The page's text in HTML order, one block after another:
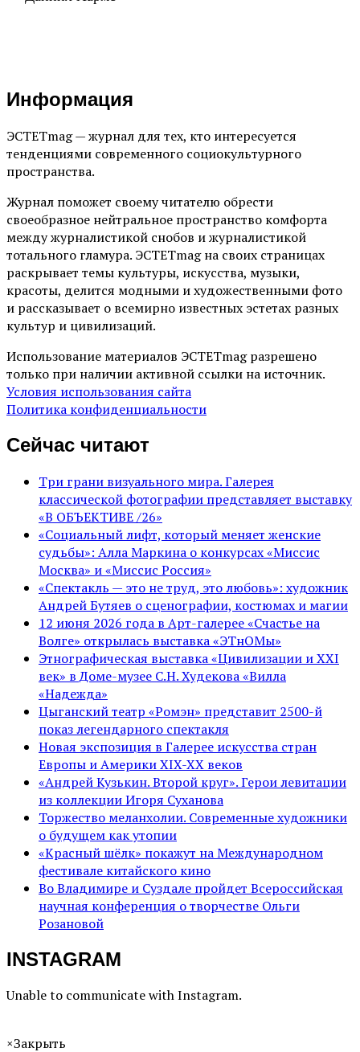
Информация
ЭСТЕТmag — журнал для тех, кто интересуется
тенденциями современного социокультурного
пространства.
Журнал поможет своему читателю обрести
своеобразное нейтральное пространство комфорта
между журналистикой снобов и журналистикой
тотального гламура. ЭСТЕТmag на своих страницах
раскрывает темы культуры, искусства, музыки,
красоты, делится модными и художественными фото
и рассказывает о всемирно известных эстетах разных
культур и цивилизаций.
Использование материалов ЭСТЕТmag разрешено
только при наличии активной ссылки на источник.
Условия использования сайта
Политика конфиденциальности
Сейчас читают
Три грани визуального мира. Галерея
классической фотографии представляет выставку
«В ОБЪЕКТИВЕ /26»
«Социальный лифт, который меняет женские
судьбы»: Алла Маркина о конкурсах «Миссис
Москва» и «Миссис Россия»
«Спектакль — это не труд, это любовь»: художник
Андрей Бутяев о сценографии, костюмах и магии
12 июня 2026 года в Арт-галерее «Счастье на
Волге» открылась выставка «ЭТнОМы»
Этнографическая выставка «Цивилизации и ХХI
век» в Доме-музее С.Н. Худекова «Вилла
«Надежда»
Цыганский театр «Ромэн» представит 2500-й
показ легендарного спектакля
Новая экспозиция в Галерее искусства стран
Европы и Америки XIX-XX веков
«Андрей Кузькин. Второй круг». Герои левитации
из коллекции Игоря Суханова
Торжество меланхолии. Современные художники
о будущем как утопии
«Красный шёлк» покажут на Международном
фестивале китайского кино
Во Владимире и Суздале пройдет Всероссийская
научная конференция о творчестве Ольги
Розановой
INSTAGRAM
Unable to communicate with Instagram.
×Закрыть